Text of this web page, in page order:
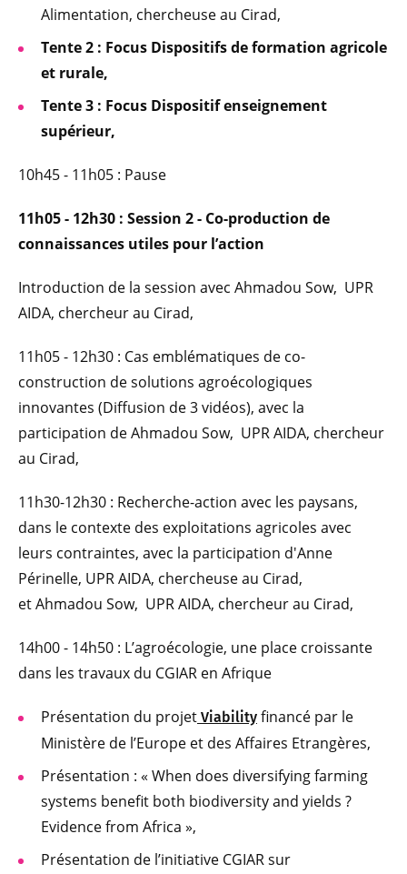
Alimentation, chercheuse au Cirad,
Tente 2 : Focus Dispositifs de formation agricole
et rurale,
Tente 3 : Focus Dispositif enseignement
supérieur,
10h45 - 11h05 : Pause
11h05 - 12h30 : Session 2 - Co-production de
connaissances utiles pour l’action
Introduction de la session avec Ahmadou Sow, UPR
AIDA, chercheur au Cirad,
11h05 - 12h30 : Cas emblématiques de co-
construction de solutions agroécologiques
innovantes (Diffusion de 3 vidéos), avec la
participation de Ahmadou Sow, UPR AIDA, chercheur
au Cirad,
11h30-12h30 : Recherche-action avec les paysans,
dans le contexte des exploitations agricoles avec
leurs contraintes, avec la participation d'Anne
Périnelle, UPR AIDA, chercheuse au Cirad,
et Ahmadou Sow, UPR AIDA, chercheur au Cirad,
14h00 - 14h50 : L’agroécologie, une place croissante
dans les travaux du CGIAR en Afrique
Présentation du projet Viability financé par le
Ministère de l’Europe et des Affaires Etrangères,
Présentation : « When does diversifying farming
systems benefit both biodiversity and yields ?
Evidence from Africa »,
Présentation de l’initiative CGIAR sur